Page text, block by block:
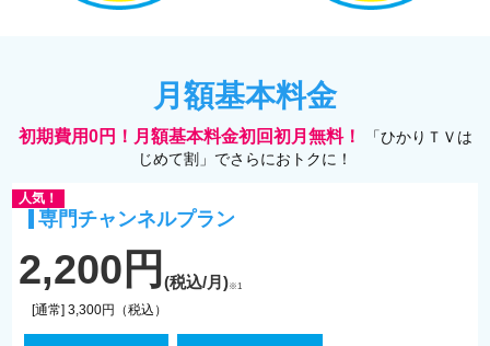
月額基本料金
初期費用0円！月額基本料金初回初月無料！
「ひかりＴＶは
じめて割」でさらにおトクに！
人気！
専門チャンネルプラン
2,200円(税込/月)※1
[通常] 3,300円（税込）